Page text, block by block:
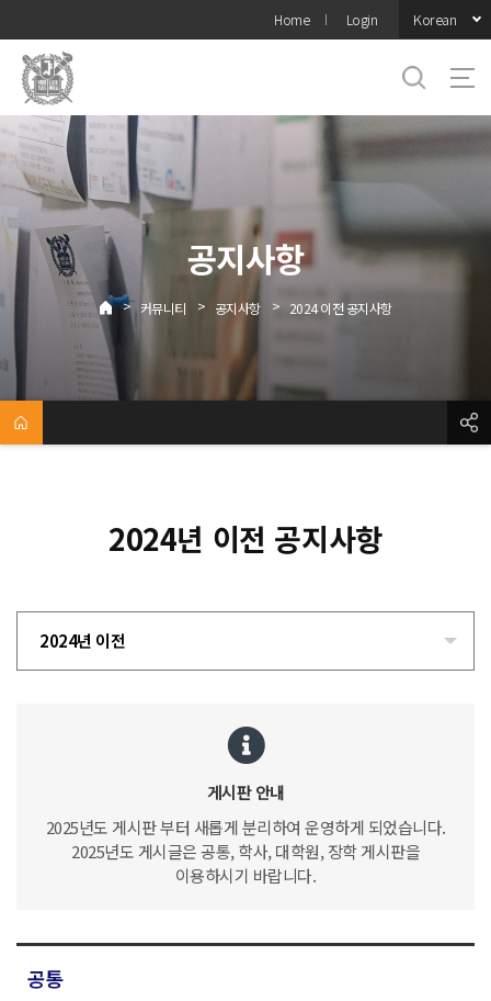
메뉴
Home Login Korean
공지사항
> 커뮤니티 > 공지사항 > 2024 이전 공지사항
2024년 이전 공지사항
2024년 이전
게시판 안내
2025년도 게시판 부터 새롭게 분리하여 운영하게 되었습니다.
2025년도 게시글은 공통, 학사, 대학원, 장학 게시판을
이용하시기 바랍니다.
공통